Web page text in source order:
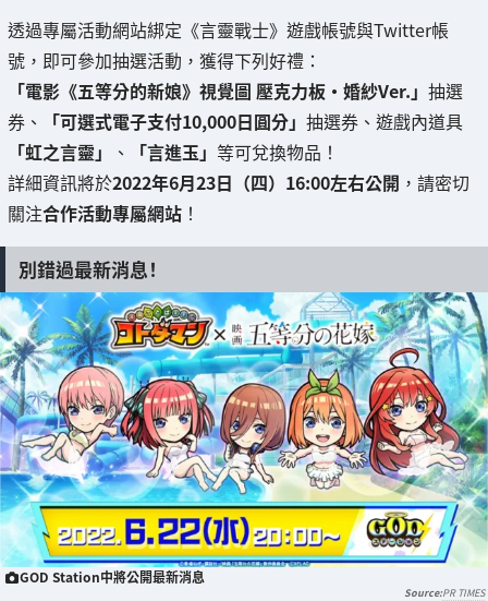
透過專屬活動網站綁定《言靈戰士》遊戲帳號與Twitter帳
號，即可參加抽選活動，獲得下列好禮：
「電影《五等分的新娘》視覺圖 壓克力板・婚紗Ver.」 抽選
券、
「可選式電子支付10,000日圓分」 抽選券、遊戲內道具
「虹之言靈」
、 「言進玉」 等可兌換物品！
詳細資訊將於2022年6月23日（四）16:00左右公開 ，請密切
關注合作活動專屬網站 ！
別錯過最新消息！
GOD Station中將公開最新消息
PR TIMES